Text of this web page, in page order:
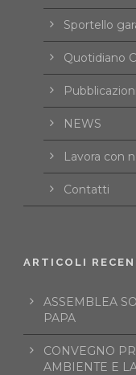
Sportello
Quotidiano
Pubblicazioni
NEWS
Lavora con
Contatti
ARTICOLI
ASSEMBLEA
PAPA
CONVEGNO
AMBIENTE E